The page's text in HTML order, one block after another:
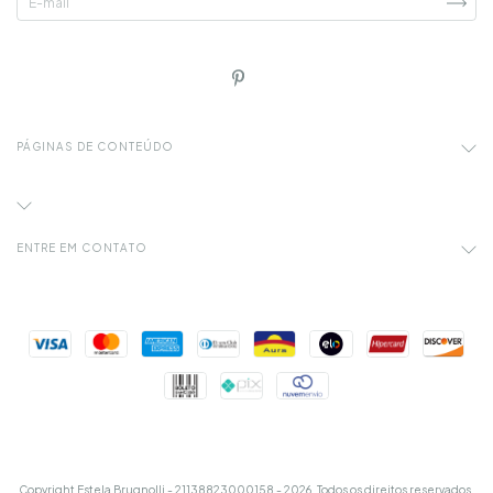
PÁGINAS DE CONTEÚDO
ENTRE EM CONTATO
Copyright Estela Brugnolli - 21138823000158 - 2026. Todos os direitos reservados.